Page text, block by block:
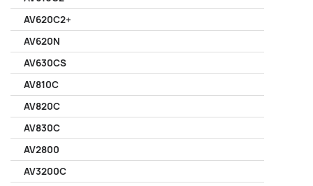
AV620C2+
AV620N
AV630CS
AV810C
AV820C
AV830C
AV2800
AV3200C